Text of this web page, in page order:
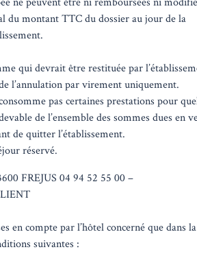
du montant TTC du dossier au jour de la
qui devrait être restituée par
l’annulation par virement uniquement.
pas certaines prestations pour
de l’ensemble des sommes dues en
de quitter l’établissement.
réservé.
FREJUS 04 94 52 55 00 –
en compte par l’hôtel concerné que dans la
suivantes :